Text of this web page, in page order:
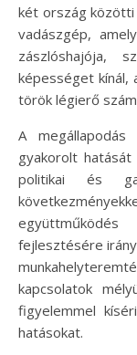
két ország közötti
vadászgép,
zászlóshajója,
képességet kínál,
török légierő
A
gyakorolt
politikai és
fejlesztésére
kapcsolatok
figyelemmel
hatásokat.